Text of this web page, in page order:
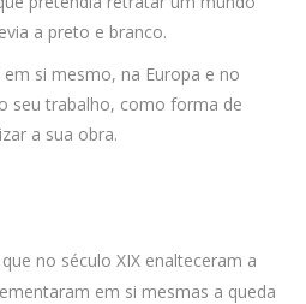
a preto e branco.
si mesmo, na Europa e no
seu trabalho, como forma de
a sua obra.
no século XIX enalteceram a
em si mesmas a queda